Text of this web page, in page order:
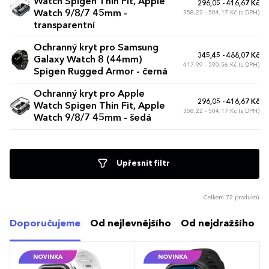
Watch 9/8/7 45mm -
transparentní
296,05 - 416,67 Kč
358,22 - 504,17 Kč (s DPH)
Ochranný kryt pro Samsung
Galaxy Watch 8 (44mm)
Spigen Rugged Armor - černá
345,45 - 488,07 Kč
417,99 - 590,56 Kč (s DPH)
Ochranný kryt pro Apple
Watch Spigen Thin Fit, Apple
Watch 9/8/7 45mm - šedá
296,05 - 416,67 Kč
358,22 - 504,17 Kč (s DPH)
Upřesnit filtr
Celkem 72 produktů
Doporučujeme Od nejlevnějšího Od nejdražšího
NOVINKA NOVINKA